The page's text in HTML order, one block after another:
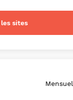
les sites
Mensuel